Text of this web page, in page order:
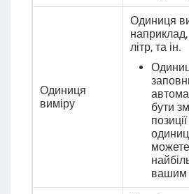
Одиниця
виміру
Одиниця
літр, та ін.
бути
вашим